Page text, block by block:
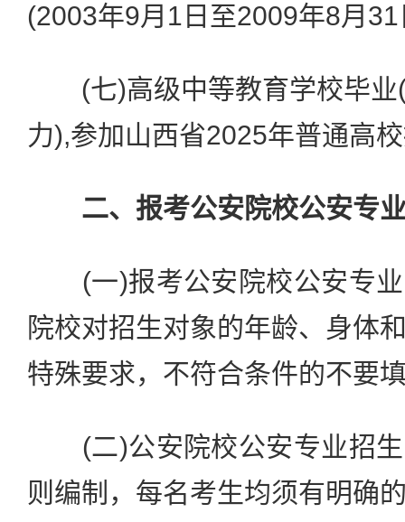
(2003年9月1日至2009年8月
(七)高级中等教育学校毕业(
力),参加山西省2025年普通高
二、报考公安院校公安专
(一)报考公安院校公安专业
院校对招生对象的年龄、身体
特殊要求，不符合条件的不要
(二)公安院校公安专业招生
则编制，每名考生均须有明确